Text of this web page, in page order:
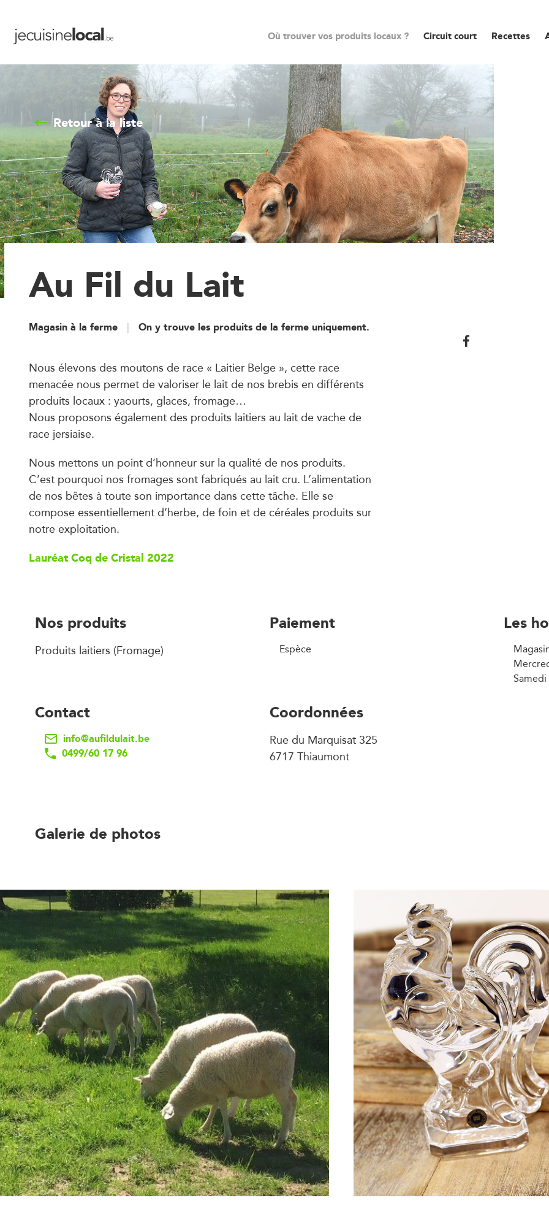
Où trouver vos produits locaux ? Circuit court Recettes
Retour à la liste
Au Fil du Lait
Magasin à la ferme On y trouve les produits de la ferme uniquement.
Nous élevons des moutons de race « Laitier Belge », cette race
menacée nous permet de valoriser le lait de nos brebis en différents
produits locaux : yaourts, glaces, fromage…
Nous proposons également des produits laitiers au lait de vache de
race jersiaise.
Nous mettons un point d’honneur sur la qualité de nos produits.
C’est pourquoi nos fromages sont fabriqués au lait cru. L’alimentation
de nos bêtes à toute son importance dans cette tâche. Elle se
compose essentiellement d’herbe, de foin et de céréales produits sur
notre exploitation.
Lauréat Coq de Cristal 2022
Nos produits
Produits laitiers (Fromage)
Paiement
Espèce
Les
Contact
info@aufildulait.be
0499/60 17 96
Coordonnées
Rue du Marquisat 325
6717 Thiaumont
Galerie de photos